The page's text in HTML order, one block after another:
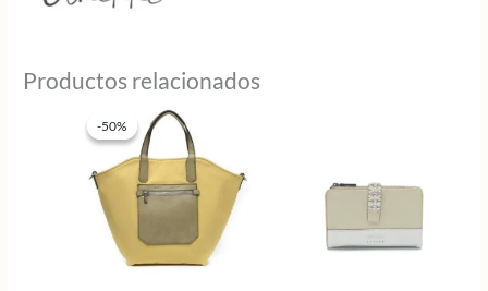
Productos relacionados
-50%
-50%